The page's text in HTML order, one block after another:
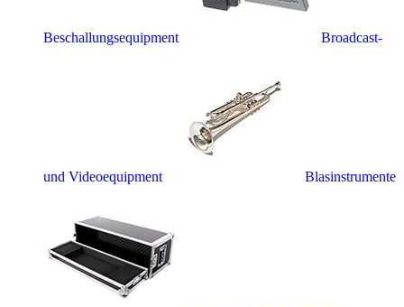
Beschallungsequipment Broadcast-
und Videoequipment Blasinstrumente